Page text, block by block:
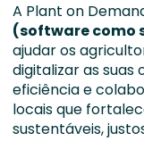
A Plant on
(software como
ajudar os
digitalizar as suas
eficiência e
locais que
sustentáveis,